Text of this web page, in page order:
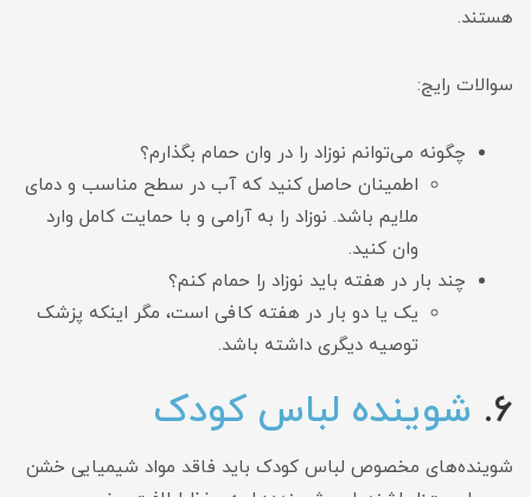
هستند.
سوالات رایج:
چگونه می‌توانم نوزاد را در وان حمام بگذارم؟
اطمینان حاصل کنید که آب در سطح مناسب و دمای
ملایم باشد. نوزاد را به آرامی و با حمایت کامل وارد
وان کنید.
چند بار در هفته باید نوزاد را حمام کنم؟
یک یا دو بار در هفته کافی است، مگر اینکه پزشک
توصیه دیگری داشته باشد.
6. شوینده لباس کودک
شوینده‌های مخصوص لباس کودک باید فاقد مواد شیمیایی خشن